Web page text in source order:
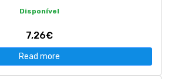
Disponível
7,26€
Read more